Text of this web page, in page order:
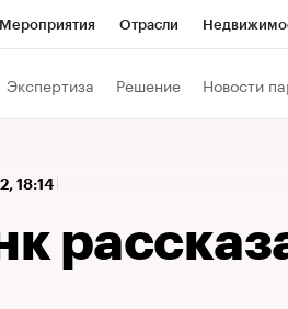
Мероприятия Отрасли
Экспертиза Решение Новости
18:14